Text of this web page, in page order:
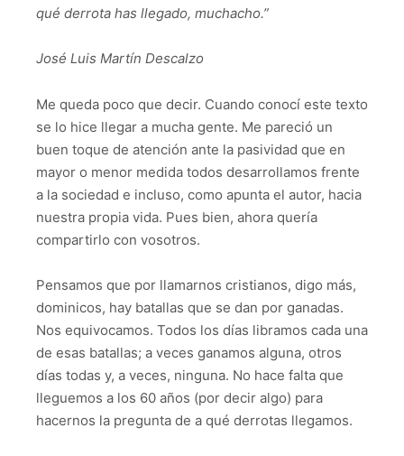
qué derrota has llegado, muchacho.”
José Luis Martín Descalzo
Me queda poco que decir. Cuando conocí este texto
se lo hice llegar a mucha gente. Me pareció un
buen toque de atención ante la pasividad que en
mayor o menor medida todos desarrollamos frente
a la sociedad e incluso, como apunta el autor, hacia
nuestra propia vida. Pues bien, ahora quería
compartirlo con vosotros.
Pensamos que por llamarnos cristianos, digo más,
dominicos, hay batallas que se dan por ganadas.
Nos equivocamos. Todos los días libramos cada una
de esas batallas; a veces ganamos alguna, otros
días todas y, a veces, ninguna. No hace falta que
lleguemos a los 60 años (por decir algo) para
hacernos la pregunta de a qué derrotas llegamos.